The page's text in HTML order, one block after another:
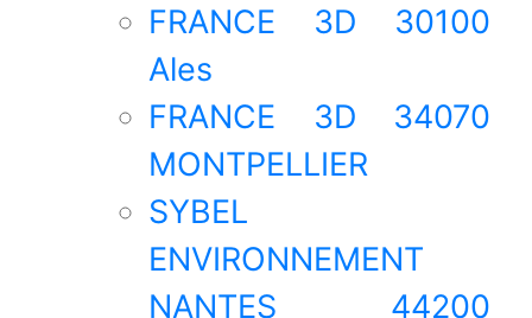
FRANCE 3D 30100
Ales
FRANCE 3D 34070
MONTPELLIER
SYBEL
ENVIRONNEMENT
NANTES 44200